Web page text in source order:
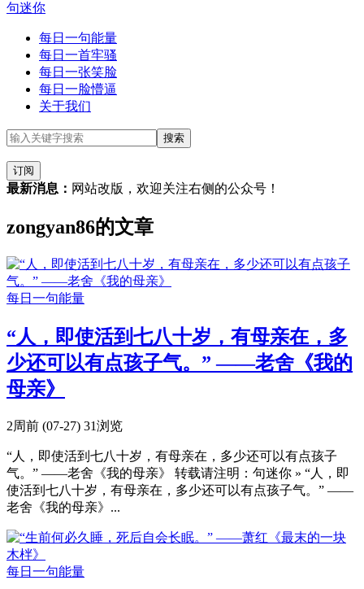
句迷你
每日一句能量
每日一首牢骚
每日一张笑脸
每日一脸懵逼
关于我们
订阅
最新消息： 网站改版，欢迎关注右侧的公众号！
zongyan86的文章
每日一句能量
“人，即使活到七八十岁，有母亲在，多
少还可以有点孩子气。” ——老舍《我的
母亲》
2周前 (07-27) 31浏览
“人，即使活到七八十岁，有母亲在，多少还可以有点孩子
气。” ——老舍《我的母亲》 转载请注明：句迷你 » “人，即
使活到七八十岁，有母亲在，多少还可以有点孩子气。” ——
老舍《我的母亲》...
每日一句能量